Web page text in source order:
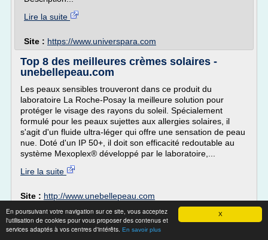
X
En poursuivant votre navigation sur ce site, vous acceptez
l'utilisation de cookies pour vous proposer des contenus et
services adaptés à vos centres d'intérêts. En savoir plus
Lire la suite
Site : https://www.universpara.com
Top 8 des meilleures crèmes solaires -
unebellepeau.com
Les peaux sensibles trouveront dans ce produit du
laboratoire La Roche-Posay la meilleure solution pour
protéger le visage des rayons du soleil. Spécialement
formulé pour les peaux sujettes aux allergies solaires, il
s'agit d'un fluide ultra-léger qui offre une sensation de peau
nue. Doté d'un IP 50+, il doit son efficacité redoutable au
système Mexoplex® développé par le laboratoire,...
Lire la suite
Site : http://www.unebellepeau.com
Protection solaire Sunveda de Lakshmi à
base d'huile ...